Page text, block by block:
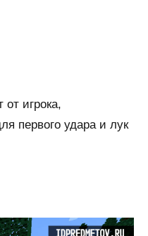
игрока,
первого удара и лук